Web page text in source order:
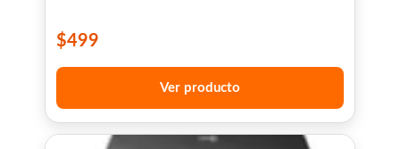
$499
Ver producto